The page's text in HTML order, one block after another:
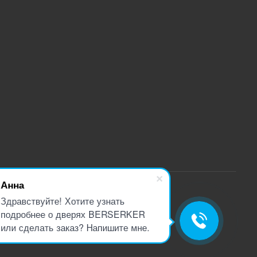
Анна
Здравствуйте! Хотите узнать
подробнее о дверях BERSERKER
или сделать заказ? Напишите мне.